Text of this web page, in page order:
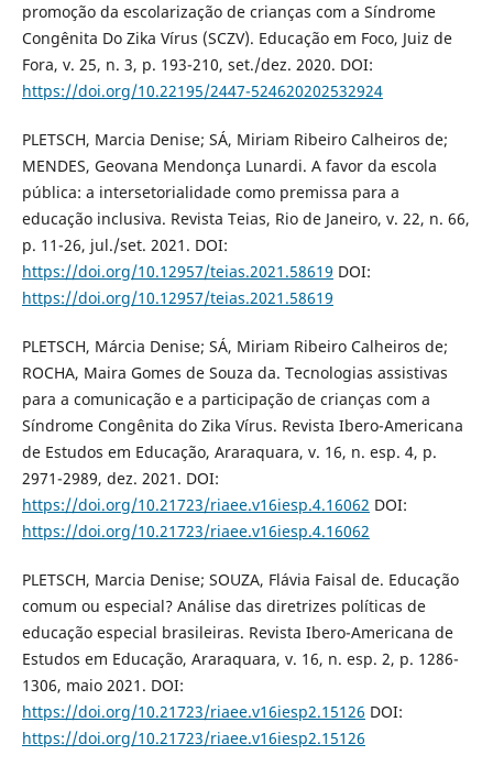
promoção da escolarização de crianças com a Síndrome
Congênita Do Zika Vírus (SCZV). Educação em Foco, Juiz de
Fora, v. 25, n. 3, p. 193-210, set./dez. 2020. DOI:
https://doi.org/10.22195/2447-524620202532924
PLETSCH, Marcia Denise; SÁ, Miriam Ribeiro Calheiros de;
MENDES, Geovana Mendonça Lunardi. A favor da escola
pública: a intersetorialidade como premissa para a
educação inclusiva. Revista Teias, Rio de Janeiro, v. 22, n. 66,
p. 11-26, jul./set. 2021. DOI:
https://doi.org/10.12957/teias.2021.58619 DOI:
https://doi.org/10.12957/teias.2021.58619
PLETSCH, Márcia Denise; SÁ, Miriam Ribeiro Calheiros de;
ROCHA, Maira Gomes de Souza da. Tecnologias assistivas
para a comunicação e a participação de crianças com a
Síndrome Congênita do Zika Vírus. Revista Ibero-Americana
de Estudos em Educação, Araraquara, v. 16, n. esp. 4, p.
2971-2989, dez. 2021. DOI:
https://doi.org/10.21723/riaee.v16iesp.4.16062 DOI:
https://doi.org/10.21723/riaee.v16iesp.4.16062
PLETSCH, Marcia Denise; SOUZA, Flávia Faisal de. Educação
comum ou especial? Análise das diretrizes políticas de
educação especial brasileiras. Revista Ibero-Americana de
Estudos em Educação, Araraquara, v. 16, n. esp. 2, p. 1286-
1306, maio 2021. DOI:
https://doi.org/10.21723/riaee.v16iesp2.15126 DOI:
https://doi.org/10.21723/riaee.v16iesp2.15126